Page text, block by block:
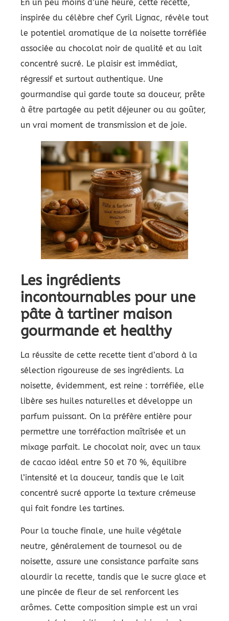
En un peu moins d’une heure, cette recette,
inspirée du célèbre chef Cyril Lignac, révèle tout
le potentiel aromatique de la noisette torréfiée
associée au chocolat noir de qualité et au lait
concentré sucré. Le plaisir est immédiat,
régressif et surtout authentique. Une
gourmandise qui garde toute sa douceur, prête
à être partagée au petit déjeuner ou au goûter,
un vrai moment de transmission et de joie.
Les ingrédients
incontournables pour une
pâte à tartiner maison
gourmande et healthy
La réussite de cette recette tient d’abord à la
sélection rigoureuse de ses ingrédients. La
noisette, évidemment, est reine : torréfiée, elle
libère ses huiles naturelles et développe un
parfum puissant. On la préfère entière pour
permettre une torréfaction maîtrisée et un
mixage parfait. Le chocolat noir, avec un taux
de cacao idéal entre 50 et 70 %, équilibre
l’intensité et la douceur, tandis que le lait
concentré sucré apporte la texture crémeuse
qui fait fondre les tartines.
Pour la touche finale, une huile végétale
neutre, généralement de tournesol ou de
noisette, assure une consistance parfaite sans
alourdir la recette, tandis que le sucre glace et
une pincée de fleur de sel renforcent les
arômes. Cette composition simple est un vrai